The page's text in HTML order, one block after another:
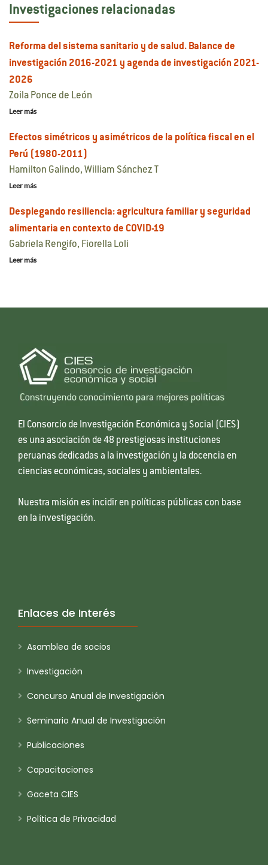
Investigaciones relacionadas
Reforma del sistema sanitario y de salud. Balance de
investigación 2016-2021 y agenda de investigación 2021-
2026
Zoila Ponce de León
Leer más
Efectos simétricos y asimétricos de la política fiscal en el
Perú (1980-2011)
Hamilton Galindo, William Sánchez T
Leer más
Desplegando resiliencia: agricultura familiar y seguridad
alimentaria en contexto de COVID-19
Gabriela Rengifo, Fiorella Loli
Leer más
El Consorcio de Investigación Económica y Social (CIES)
es una asociación de 48 prestigiosas instituciones
peruanas dedicadas a la investigación y la docencia en
ciencias económicas, sociales y ambientales.
Nuestra misión es incidir en políticas públicas con base
en la investigación.
Enlaces de Interés
Asamblea de socios
Investigación
Concurso Anual de Investigación
Seminario Anual de Investigación
Publicaciones
Capacitaciones
Gaceta CIES
Política de Privacidad